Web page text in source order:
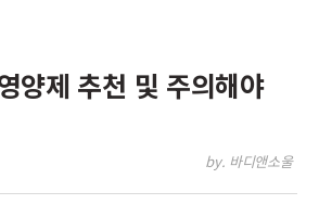
양제 추천 및 주의해야
by. 바디앤소울